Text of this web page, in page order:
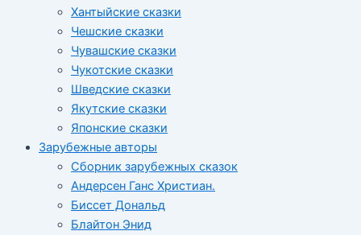
Хантыйские сказки
Чешские сказки
Чувашские сказки
Чукотские сказки
Шведские сказки
Якутские сказки
Японские сказки
Зарубежные авторы
Сборник зарубежных сказок
Андерсен Ганс Христиан.
Биссет Дональд
Блайтон Энид